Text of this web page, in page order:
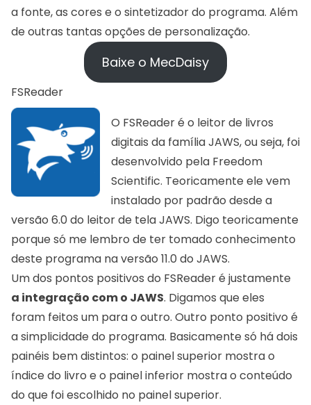
a fonte, as cores e o sintetizador do programa. Além
de outras tantas opções de personalização.
Baixe o MecDaisy
FSReader
O FSReader é o leitor de livros
digitais da família JAWS, ou seja, foi
desenvolvido pela Freedom
Scientific. Teoricamente ele vem
instalado por padrão desde a
versão 6.0 do leitor de tela JAWS. Digo teoricamente
porque só me lembro de ter tomado conhecimento
deste programa na versão 11.0 do JAWS.
Um dos pontos positivos do FSReader é justamente
a integração com o JAWS. Digamos que eles
foram feitos um para o outro. Outro ponto positivo é
a simplicidade do programa. Basicamente só há dois
painéis bem distintos: o painel superior mostra o
índice do livro e o painel inferior mostra o conteúdo
do que foi escolhido no painel superior.